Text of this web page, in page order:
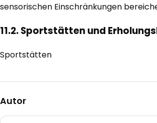
sensorischen Einschränkungen
11.2. Sportstätten und
Sportstätten
Autor